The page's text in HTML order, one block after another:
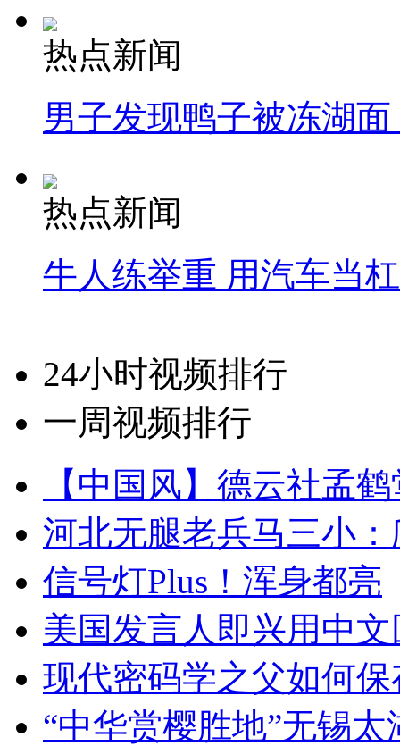
热点新闻
男子发现鸭子被冻湖
热点新闻
牛人练举重 用汽车当
24小时视频排行
一周视频排行
【中国风】德云社孟
河北无腿老兵马三小
信号灯Plus！浑身都亮
美国发言人即兴用中
现代密码学之父如何
“中华赏樱胜地”无锡